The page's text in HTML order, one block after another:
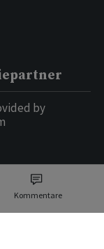
Kommentare
by